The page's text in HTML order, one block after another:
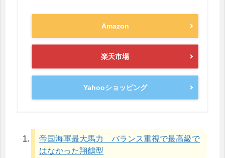
Amazon
楽天市場
Yahooショッピング
帝国海軍最大馬力 バランス重視で最高級で
はなかった翔鶴型